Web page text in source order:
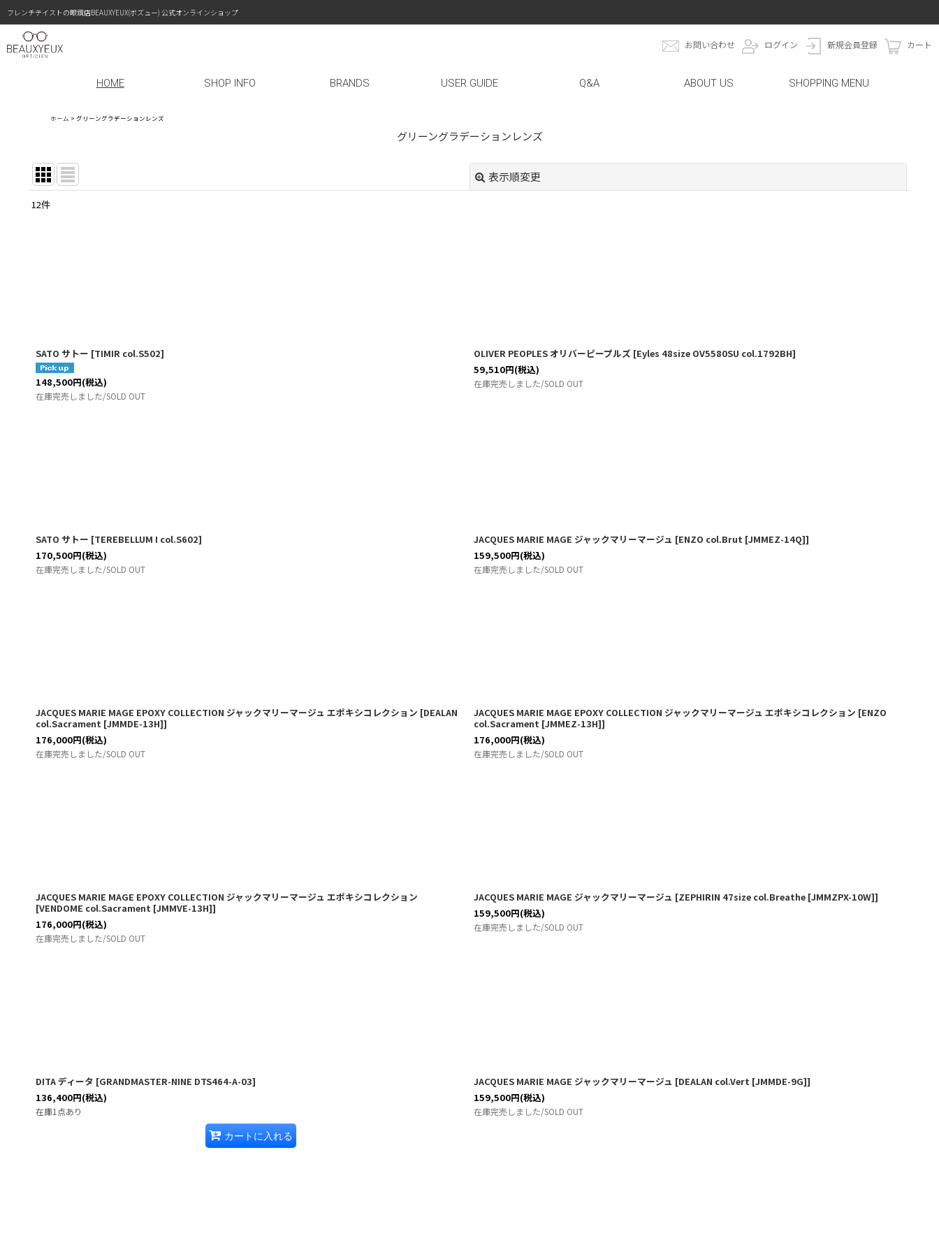
フレンチテイストの眼鏡店BEAUXYEUX(ボズュー) 公式オンラインショップ
お問い合わせ ログイン 新規会員登録 カート
HOME SHOP INFO BRANDS USER GUIDE Q&A ABOUT US SHOPPING MENU
ホーム > グリーングラデーションレンズ
グリーングラデーションレンズ
表示順変更
12件
SATO サトー [TIMIR col.S502]
148,500円(税込)
在庫完売しました/SOLD OUT
OLIVER PEOPLES オリバーピープルズ [Eyles 48size OV5580SU col.1792BH]
59,510円(税込)
在庫完売しました/SOLD OUT
SATO サトー [TEREBELLUM I col.S602]
170,500円(税込)
在庫完売しました/SOLD OUT
JACQUES MARIE MAGE ジャックマリーマージュ [ENZO col.Brut [JMMEZ-14Q]]
159,500円(税込)
在庫完売しました/SOLD OUT
JACQUES MARIE MAGE EPOXY COLLECTION ジャックマリーマージュ エポキシコレクション [DEALAN
col.Sacrament [JMMDE-13H]]
176,000円(税込)
在庫完売しました/SOLD OUT
JACQUES MARIE MAGE EPOXY COLLECTION ジャックマリーマージュ エポキシコレクション [ENZO
col.Sacrament [JMMEZ-13H]]
176,000円(税込)
在庫完売しました/SOLD OUT
JACQUES MARIE MAGE EPOXY COLLECTION ジャックマリーマージュ エポキシコレクション
[VENDOME col.Sacrament [JMMVE-13H]]
176,000円(税込)
在庫完売しました/SOLD OUT
JACQUES MARIE MAGE ジャックマリーマージュ [ZEPHIRIN 47size col.Breathe [JMMZPX-10W]]
159,500円(税込)
在庫完売しました/SOLD OUT
DITA ディータ [GRANDMASTER-NINE DTS464-A-03]
136,400円(税込)
在庫1点あり
カートに入れる
JACQUES MARIE MAGE ジャックマリーマージュ [DEALAN col.Vert [JMMDE-9G]]
159,500円(税込)
在庫完売しました/SOLD OUT